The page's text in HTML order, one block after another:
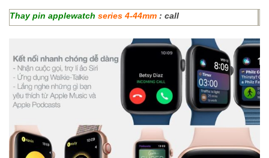
Thay pin applewatch series 4-44mm : call